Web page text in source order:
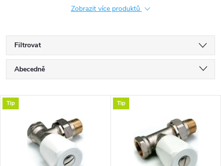
Zobrazit více produktů
Filtrovat
Ř
a
Abecedně
Nejdražší
Nejprodávanější
V
Tip Tip